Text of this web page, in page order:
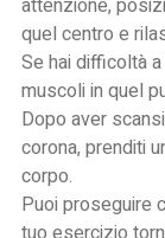
attenzione,
quel centro e
Se hai difficoltà
muscoli in quel
Dopo aver
corona, prenditi
corpo.
Puoi proseguire